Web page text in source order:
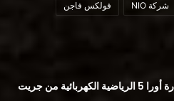
شركة NIO فولكس فاجن
بدأ البيع سيارة أورا 5 الرياضية الكهربائية من جريت